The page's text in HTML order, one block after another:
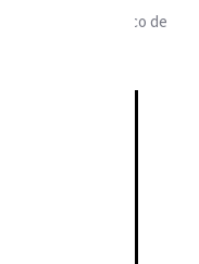
cinematográfico de